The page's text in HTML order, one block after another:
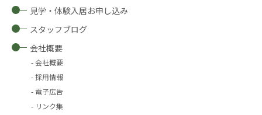
見学・体験入居お申し込み
スタッフブログ
会社概要
会社概要
採用情報
電子広告
リンク集